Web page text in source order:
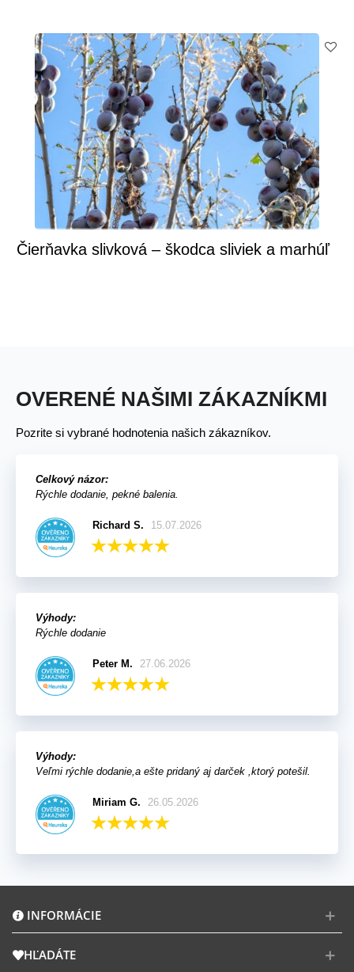
Čierňavka slivková – škodca sliviek a marhúľ
OVERENÉ NAŠIMI ZÁKAZNÍKMI
Pozrite si vybrané hodnotenia našich zákazníkov.
Celkový názor:
Rýchle dodanie, pekné balenia.
Richard S. 15.07.2026
Výhody:
Rýchle dodanie
Peter M. 27.06.2026
Výhody:
Veľmi rýchle dodanie,a ešte pridaný aj darček ,ktorý potešil.
Miriam G. 26.05.2026
INFORMÁCIE
HĽADÁTE